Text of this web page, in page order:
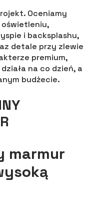
Oceniamy
i backsplashu,
detale przy zlewie
premium,
na co dzień, a
budżecie.
marmur